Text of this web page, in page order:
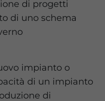
di progetti
di uno schema
impianto o
di un impianto
di